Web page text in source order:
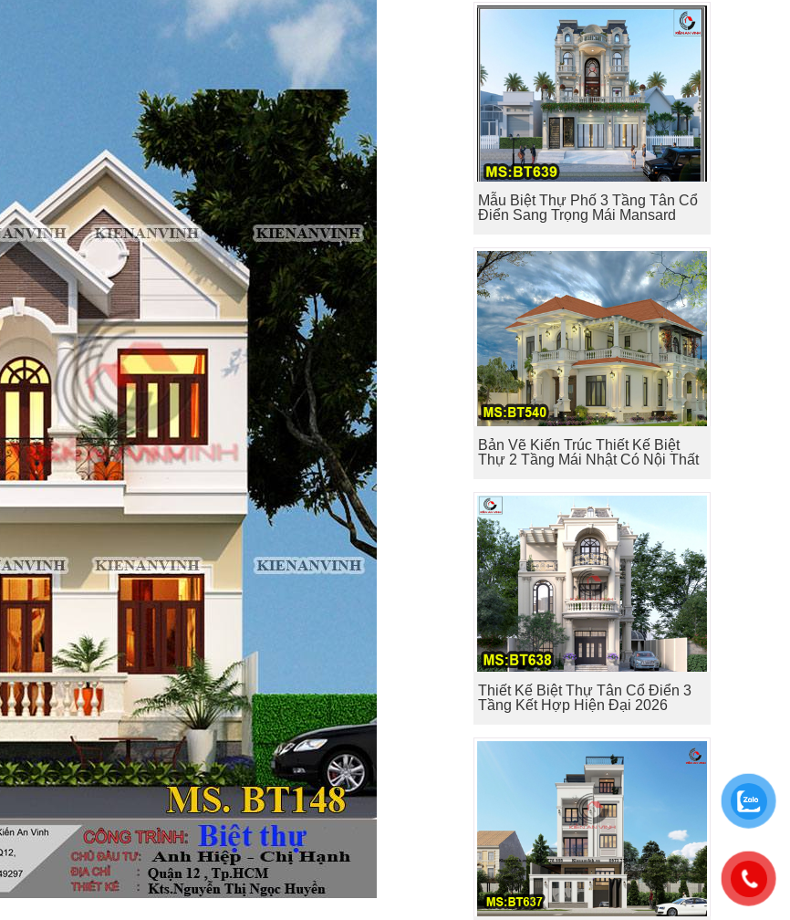
Mẫu Biệt Thự Phố 3 Tầng Tân Cổ
Điển Sang Trọng Mái Mansard
Bản Vẽ Kiến Trúc Thiết Kế Biệt
Thự 2 Tầng Mái Nhật Có Nội Thất
Thiết Kế Biệt Thự Tân Cổ Điển 3
Tầng Kết Hợp Hiện Đại 2026